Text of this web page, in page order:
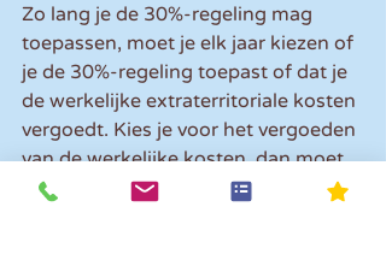
Zo lang je de 30%-regeling mag
toepassen, moet je elk jaar kiezen of
je de 30%-regeling toepast of dat je
de werkelijke extraterritoriale kosten
vergoedt. Kies je voor het vergoeden
van de werkelijke kosten, dan moet
je deze aannemelijk kunnen maken.